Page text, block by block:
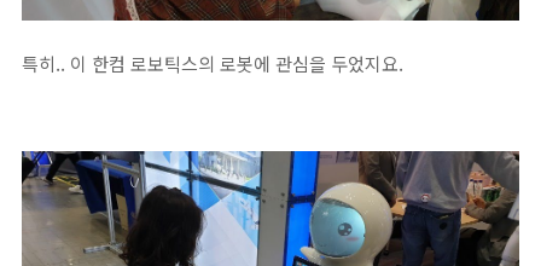
특히.. 이 한컴 로보틱스의 로봇에 관심을 두었지요.